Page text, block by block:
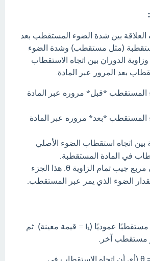
بين شدة الضوء المستقطب بعد
(مثل مستقطب) وشدة الضوء
الدوران بين اتجاه الاستقطاب
بعد المرور عبر المادة.
المستقطب *قبل* مروره عبر المادة
*بعد* مروره عبر المادة
بين اتجاه استقطاب الضوء الأصلي
في المادة المستقطبة.
هي مربع جيب تمام الزاوية θ. هذا الجزء
الضوء الذي يمر عبر المستقطب.
تخيل أن لديك ضوءًا مستقطبًا عموديًا (I₁ = قيمة معينة). ثم
مستقطب آخر.
إذا كانت الزاوية θ = 0° (أي أن اتجاه الاستقطاب في